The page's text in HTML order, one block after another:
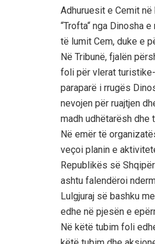
Adhuruesit e Cemit
“Trofta“ nga Dinosha
të lumit Cem, duke e
Në Tribunë, fjalën
foli për vlerat
paraparë i rrugës
nevojen për ruajtjen
madh udhëtarësh dhe
Në emër të
veçoi planin e
Republikës së
ashtu falendëroi
Lulgjuraj së bashku
edhe në pjesën e
Në këtë tubim foli